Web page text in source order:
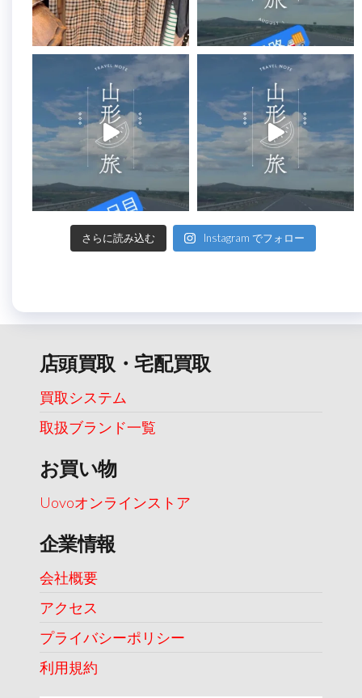
さらに読み込む Instagram でフォロー
店頭買取・宅配買取
買取システム
取扱ブランド一覧
お買い物
Uovoオンラインストア
企業情報
会社概要
アクセス
プライバシーポリシー
利用規約